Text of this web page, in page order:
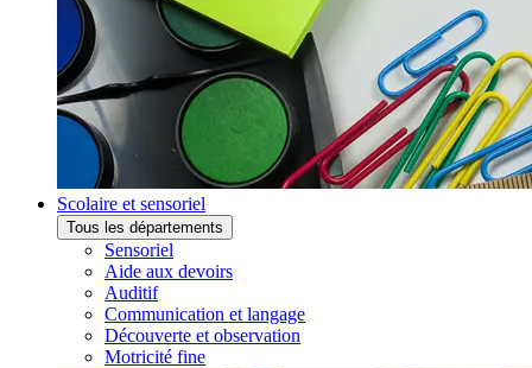
Scolaire et sensoriel
Tous les départements
Sensoriel
Aide aux devoirs
Auditif
Communication et langage
Découverte et observation
Motricité fine